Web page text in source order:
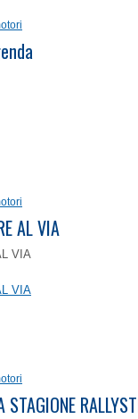
AL VIA
VIA
VIA
STAGIONE